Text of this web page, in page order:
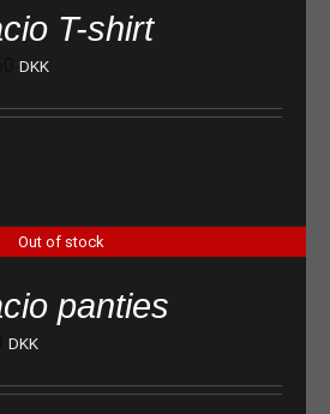
T-shirt
DKK
Out of stock
panties
DKK